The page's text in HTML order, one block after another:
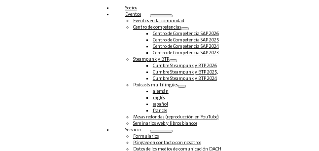
Socios
Eventos
Eventos en la comunidad
Centro de competencias
Centro de Competencia SAP 2026
Centro de Competencia SAP 2025
Centro de Competencia SAP 2024
Centro de Competencia SAP 2023
Steampunk y BTP
Cumbre Steampunk y BTP 2026
Cumbre Steampunk y BTP 2025,
Cumbre Steampunk y BTP 2024
Podcasts multilingües
alemán
inglés
español
francés
Mesas redondas (reproducción en YouTube)
Seminarios web y libros blancos
Servicio
Formularios
Póngase en contacto con nosotros
Datos de los medios de comunicación DACH